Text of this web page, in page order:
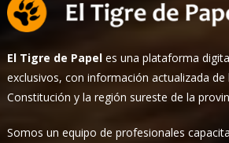
El Tigre de Papel es una plataforma
exclusivos, con información actualizada de
Constitución y la región sureste de la
Somos un equipo de profesionales